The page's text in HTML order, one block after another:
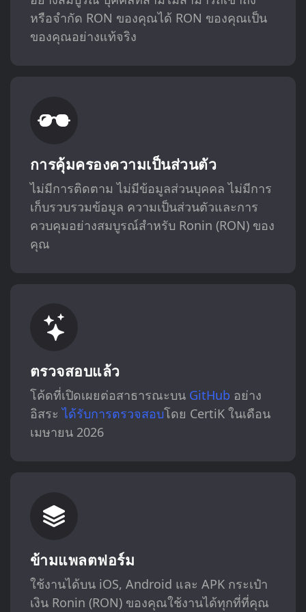
หรือจำกัด RON ของคุณได้ RON ของคุณเป็น
ของคุณอย่างแท้จริง
การคุ้มครองความเป็นส่วนตัว
ไม่มีการติดตาม ไม่มีข้อมูลส่วนบุคคล ไม่มีการ
เก็บรวบรวมข้อมูล ความเป็นส่วนตัวและการ
ควบคุมอย่างสมบูรณ์สำหรับ Ronin (RON) ของ
คุณ
ตรวจสอบแล้ว
โค้ดที่เปิดเผยต่อสาธารณะบน GitHub อย่าง
อิสระได้รับการตรวจสอบโดย CertiK ในเดือน
เมษายน 2026
ข้ามแพลตฟอร์ม
ใช้งานได้บน iOS, Android และ APK กระเป๋า
เงิน Ronin (RON) ของคุณใช้งานได้ทุกที่ที่คุณ